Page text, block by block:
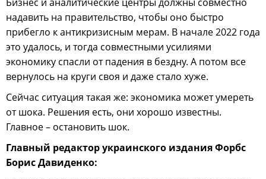
надавить на правительство, чтобы оно быстро
прибегло к антикризисным мерам. В начале 2022 года
это удалось, и тогда совместными усилиями
экономику спасли от падения в бездну. А потом все
вернулось на круги своя и даже стало хуже.
Сейчас ситуация такая же: экономика может умереть
от шока. Решения есть, они хорошо известны.
Главное – остановить шок.
Главный редактор украинского издания Форбс
Борис Давиденко: